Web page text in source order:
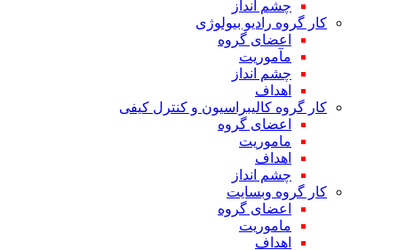
چشم انداز
کار گروه رادیو بیولوژی
اعضای گروه
مآموریت
چشم انداز
اهداف
کار گروه کالیبراسیون و کنترل کیفی
اعضای گروه
ماموریت
اهداف
چشم انداز
کار گروه وبسایت
اعضای گروه
ماموریت
اهداف